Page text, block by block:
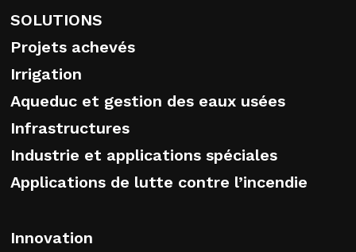
SOLUTIONS
Projets achevés
Irrigation
Aqueduc et gestion des eaux usées
Infrastructures
Industrie et applications spéciales
Applications de lutte contre l’incendie
Innovation